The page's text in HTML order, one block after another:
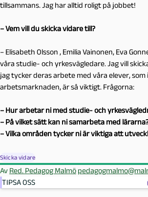
tillsammans. Jag har alltid roligt på jobbet!
– Vem vill du skicka vidare till?
– Elisabeth Olsson , Emilia Vainonen, Eva
våra studie- och yrkesvägledare. Jag vill
jag tycker deras arbete med våra elever,
arbetsmarknaden, är så viktigt. Frågorna:
– Hur arbetar ni med studie- och
– På vilket sätt kan ni samarbeta med
– Vilka områden tycker ni är viktiga att
Skicka vidare
Av Red. Pedagog Malmö
TIPSA OSS